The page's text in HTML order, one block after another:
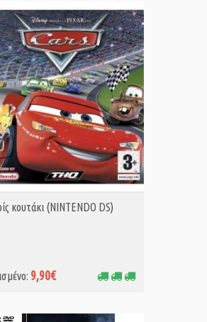
MET.
κουτάκι (NINTENDO DS)
9,90€